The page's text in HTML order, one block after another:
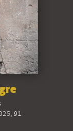
91